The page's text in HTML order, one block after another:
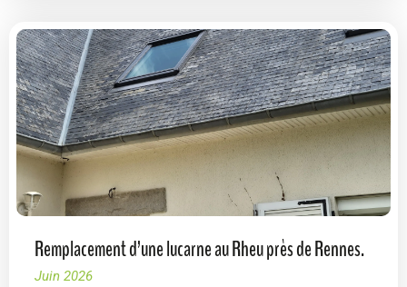
Remplacement d’une lucarne au Rheu près de Rennes.
Juin 2026